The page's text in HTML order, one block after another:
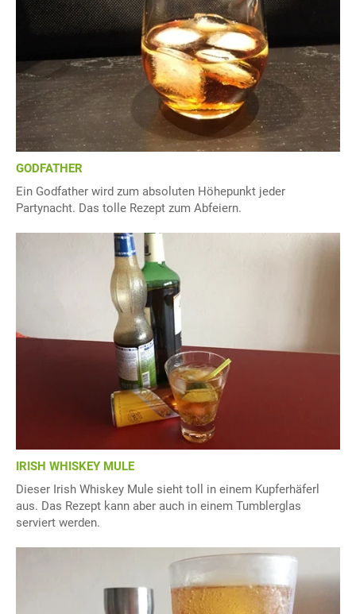
GODFATHER
Ein Godfather wird zum absoluten Höhepunkt jeder
Partynacht. Das tolle Rezept zum Abfeiern.
IRISH WHISKEY MULE
Dieser Irish Whiskey Mule sieht toll in einem Kupferhäferl
aus. Das Rezept kann aber auch in einem Tumblerglas
serviert werden.